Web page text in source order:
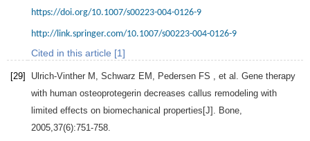
https://doi.org/10.1007/s00223-004-0126-9
http://link.springer.com/10.1007/s00223-004-0126-9
Cited in this article [1]
[29] Ulrich-Vinther M Schwarz EM Pedersen FS , et al. Gene therapy
with human osteoprotegerin decreases callus remodeling with
limited effects on biomechanical properties[J]. Bone
2005 37(6):751-758.